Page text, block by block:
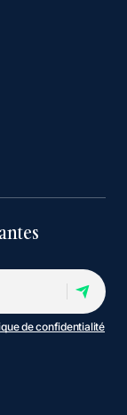
de confidentialité